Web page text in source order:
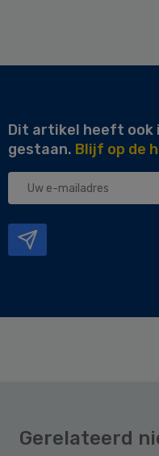
Dit artikel heeft ook
gestaan. Blijf op de
Uw
Gerelateerd